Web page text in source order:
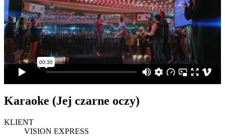
Karaoke (Jej czarne oczy)
KLIENT
VISION EXPRESS